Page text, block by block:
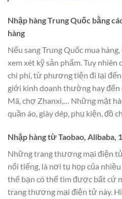
Nhập hàng Trung Quốc bằng
hàng
Nếu sang Trung Quốc mua
xem xét kỹ sản phẩm. Tuy nhiên
chi phí, từ phương tiện đi lại
giới kinh doanh thường hay đến
Mã, chợ Zhanxi,… Những mặt
quần áo, giày dép, phụ kiện, đồ
Nhập hàng từ Taobao, Alibaba,
Những trang thương mại điện
nổi tiếng, là nơi tụ họp của
thế bạn có thể tìm được bất cứ
trang thương mại điện tử này.